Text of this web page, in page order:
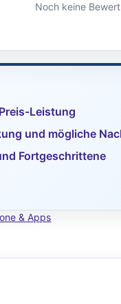
Noch keine
Leistung
und mögliche
Fortgeschrittene
& Apps